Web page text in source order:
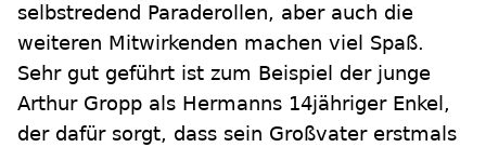
selbstredend Paraderollen, aber auch die
weiteren Mitwirkenden machen viel Spaß.
Sehr gut geführt ist zum Beispiel der junge
Arthur Gropp als Hermanns 14jähriger Enkel,
der dafür sorgt, dass sein Großvater erstmals